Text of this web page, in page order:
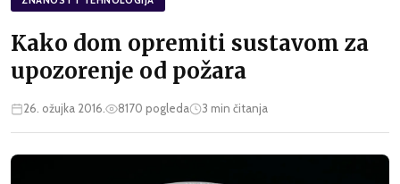
Kako dom opremiti sustavom za
upozorenje od požara
26. ožujka 2016. 8170 pogleda 3 min čitanja